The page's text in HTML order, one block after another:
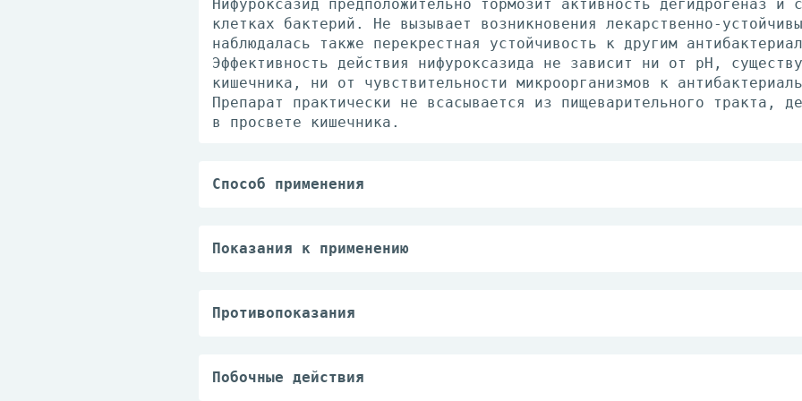
Нифуроксазид предположительно тормозит активность дегидрогеназ и
клетках бактерий. Не вызывает возникновения лекарственно-
наблюдалась также перекрестная устойчивость к другим
Эффективность действия нифуроксазида не зависит ни от рН,
кишечника, ни от чувствительности микроорганизмов к
Препарат практически не всасывается из пищеварительного тракта,
в просвете кишечника.
Способ применения
мг.
Показания к применению
Противопоказания
— беременность;
Побочные действия